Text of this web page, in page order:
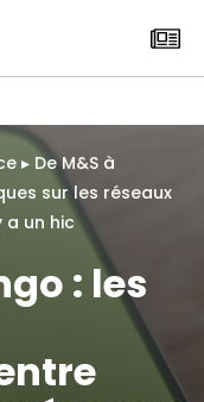
▸ De M&S à
sur les réseaux
a un hic
: les